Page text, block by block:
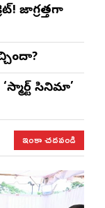
జాగ్రత్తగా
సినిమా’
ఇంకా చదవండి